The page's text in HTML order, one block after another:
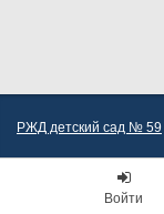
РЖД детский сад № 59
Войти